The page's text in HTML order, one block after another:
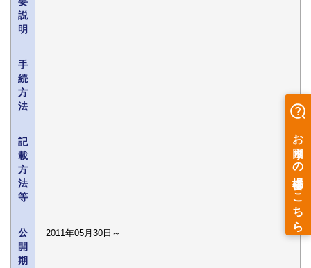
説
明
手
続
方
法
記
載
方
法
等
公
開
期
2011年05月30日～